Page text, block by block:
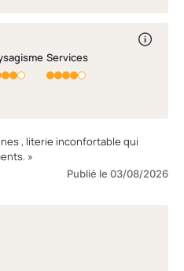
Services
, literie inconfortable qui
»
Publié le 03/08/2026